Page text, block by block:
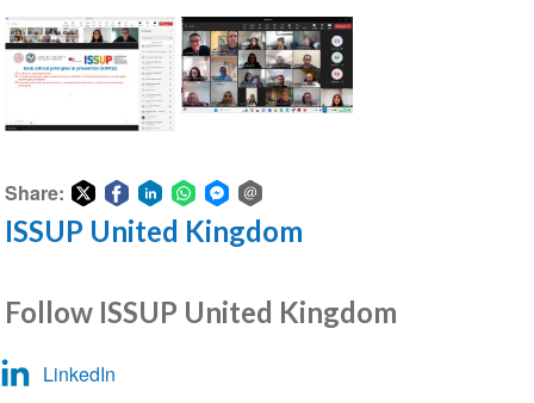
сеанстың
скриншоты
скриншоты
Share:
ShareShareShareShareShare
Messenger
Share
ISSUP United Kingdom
Follow ISSUP United Kingdom
LinkedIn